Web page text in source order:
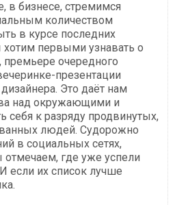
в бизнесе, стремимся
количеством
в курсе последних
первыми узнавать о
очередного
презентации
Это даёт нам
над окружающими и
себя к разряду продвинутых,
людей. Судорожно
в социальных сетях,
где уже успели
если их список лучше